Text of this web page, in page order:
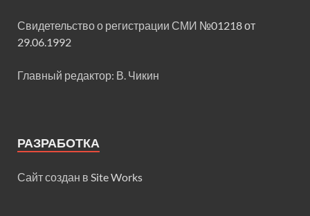
Свидетельство о регистрации СМИ №01218 от
29.06.1992
Главный редактор: В. Чикин
РАЗРАБОТКА
Сайт создан в Site Works